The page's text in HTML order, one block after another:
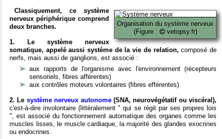
Organisation du système nerveux
(Figure :
vetopsy.fr)
Classiquement, ce système
nerveux périphérique comprend
deux branches.
1. Le système nerveux
somatique, appelé aussi système de la vie de relation, composé de
nerfs, mais aussi de ganglions, est associé :
aux rapports de l'organisme avec l'environnement (récepteurs
sensoriels, fibres afférentes)
aux contrôles moteurs volontaires (fibres efférentes).
2. Le système nerveux autonome(SNA, neurovégétatif ou viscéral),
c'est-à-dire involontaire (littéralement " qui se régit par ses propres lois
", est associé du fonctionnement automatique des organes comme les
muscles lisses, le muscle cardiaque, la majorité des glandes exocrines
ou endocrines.